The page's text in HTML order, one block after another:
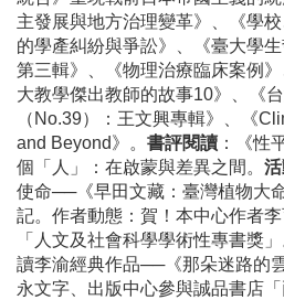
主發展與地方治理變革》、《學
的學產糾紛與爭訟》、《臺大學
第三輯》、《物理治療臨床案例
大教學傑出教師的故事10》、《
（No.39）：王文興專輯》、《
and Beyond》。 書評閱讀 ：《性
個「人」：在啟蒙與差異之間。
使命──《早田文藏：臺灣植物大
記。作者動態：賀！本中心作者
「人文及社會科學學術性專書獎」
讀李渝經典作品──《那朵迷路的
永文字、出版中心參與誠品書店